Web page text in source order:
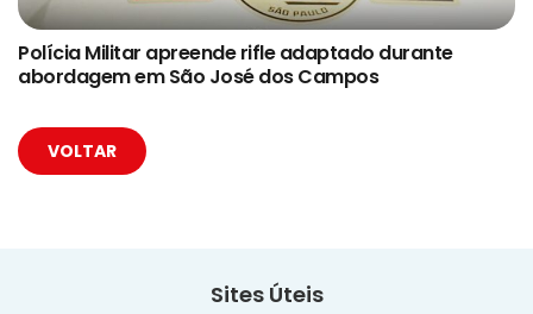
Polícia Militar apreende rifle adaptado durante
abordagem em São José dos Campos
VOLTAR
Sites Úteis